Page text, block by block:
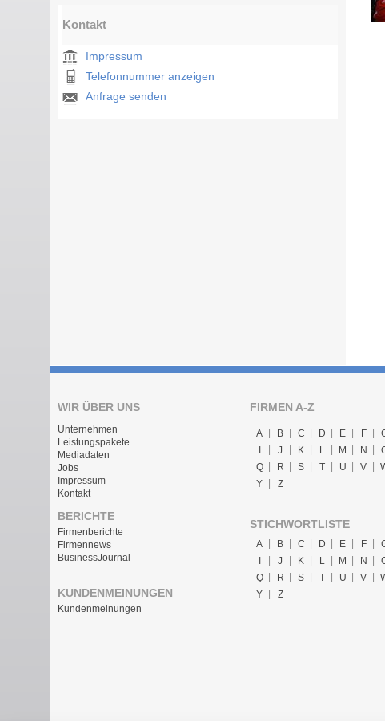
Kontakt
Impressum
Telefonnummer anzeigen
Anfrage senden
WIR ÜBER UNS
Unternehmen
Leistungspakete
Mediadaten
Jobs
Impressum
Kontakt
BERICHTE
Firmenberichte
Firmennews
BusinessJournal
KUNDENMEINUNGEN
Kundenmeinungen
FIRMEN A-Z
A B C D E F
J K L M N
Q
R S T U V
Y
Z
STICHWORTLISTE
A B C D E F
J K L M N
Q
R S T U V
Y
Z